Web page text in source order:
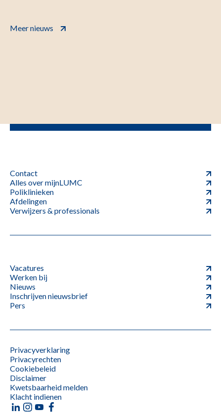
Meer nieuws
Contact
Alles over mijnLUMC
Poliklinieken
Afdelingen
Verwijzers & professionals
Vacatures
Werken bij
Nieuws
Inschrijven nieuwsbrief
Pers
Privacyverklaring
Privacyrechten
Cookiebeleid
Disclaimer
Kwetsbaarheid melden
Klacht indienen